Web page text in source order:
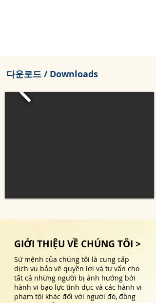
다운로드 / Downloads
GIỚI THIỆU VỀ CHÚNG TÔI >
Sứ mệnh của chúng tôi là cung cấp
dịch vụ bảo vệ quyền lợi và tư vấn cho
tất cả những người bị ảnh hưởng bởi
hành vi bạo lực tình dục và các hành vi
phạm tội khác đối với người đó, đồng